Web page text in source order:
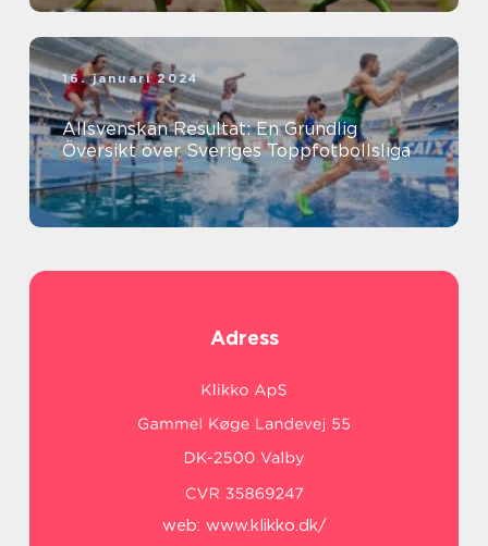
16. januari 2024
Allsvenskan Resultat: En Grundlig
Översikt över Sveriges Toppfotbollsliga
Adress
web: www.klikko.dk/